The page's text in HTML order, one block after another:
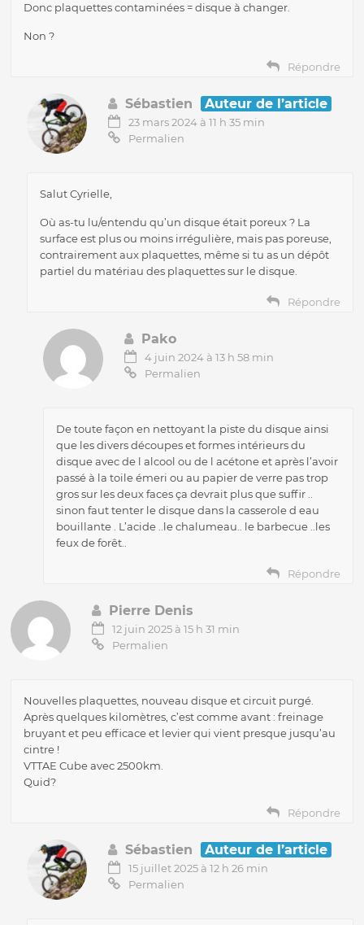
Donc plaquettes contaminées = disque à changer.
Non ?
Répondre
Sébastien Auteur de l’article
23 mars 2024 à 11 h 35 min
Permalien
Salut Cyrielle,
Où as-tu lu/entendu qu’un disque était poreux ? La
surface est plus ou moins irrégulière, mais pas poreuse,
contrairement aux plaquettes, même si tu as un dépôt
partiel du matériau des plaquettes sur le disque.
Répondre
Pako
4 juin 2024 à 13 h 58 min
Permalien
De toute façon en nettoyant la piste du disque ainsi
que les divers découpes et formes intérieurs du
disque avec de l alcool ou de l acétone et après l’avoir
passé à la toile émeri ou au papier de verre pas trop
gros sur les deux faces ça devrait plus que suffir ..
sinon faut tenter le disque dans la casserole d eau
bouillante . L’acide ..le chalumeau.. le barbecue ..les
feux de forêt..
Répondre
Pierre Denis
12 juin 2025 à 15 h 31 min
Permalien
Nouvelles plaquettes, nouveau disque et circuit purgé.
Après quelques kilomètres, c’est comme avant : freinage
bruyant et peu efficace et levier qui vient presque jusqu’au
cintre !
VTTAE Cube avec 2500km.
Quid?
Répondre
Sébastien Auteur de l’article
15 juillet 2025 à 12 h 26 min
Permalien